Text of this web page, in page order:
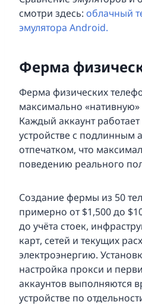
смотри здесь: облачный
эмулятора Android.
Ферма
Ферма физических
максимально «нативную»
Каждый аккаунт
устройстве с подлинным
отпечатком, что
поведению реального
Создание фермы из 50
примерно от $1,500 до
до учёта стоек,
карт, сетей и текущих
электроэнергию.
настройка прокси и
аккаунтов выполняются
устройстве по